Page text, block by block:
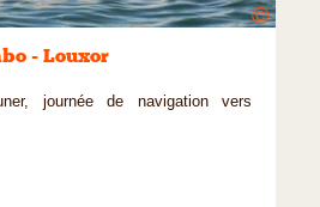
©
- Louxor
journée de navigation vers